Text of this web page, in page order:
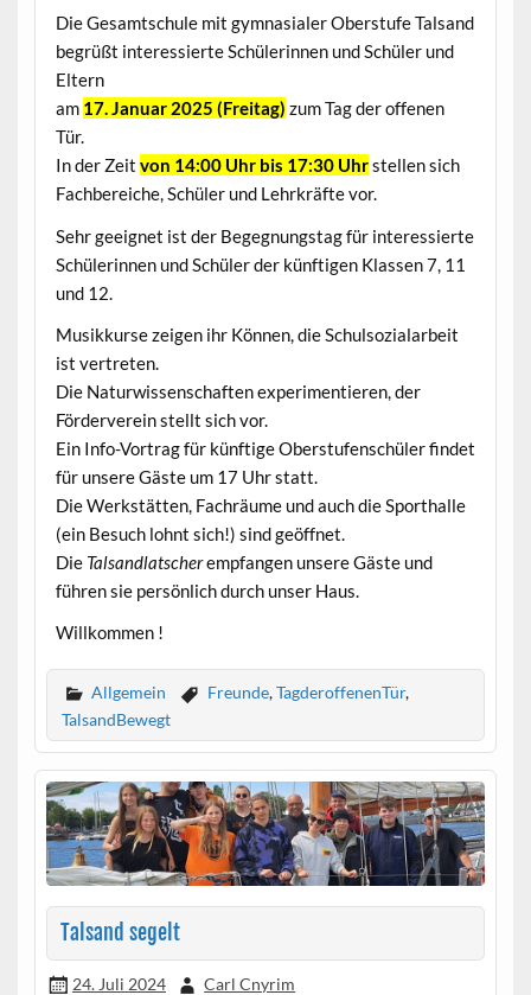
Die Gesamtschule mit gymnasialer Oberstufe Talsand
begrüßt interessierte Schülerinnen und Schüler und
Eltern
am 17. Januar 2025 (Freitag) zum Tag der offenen
Tür.
In der Zeit von 14:00 Uhr bis 17:30 Uhrstellen sich
Fachbereiche, Schüler und Lehrkräfte vor.
Sehr geeignet ist der Begegnungstag für interessierte
Schülerinnen und Schüler der künftigen Klassen 7, 11
und 12.
Musikkurse zeigen ihr Können, die Schulsozialarbeit
ist vertreten.
Die Naturwissenschaften experimentieren, der
Förderverein stellt sich vor.
Ein Info-Vortrag für künftige Oberstufenschüler findet
für unsere Gäste um 17 Uhr statt.
Die Werkstätten, Fachräume und auch die Sporthalle
(ein Besuch lohnt sich!) sind geöffnet.
Die Talsandlatscherempfangen unsere Gäste und
führen sie persönlich durch unser Haus.
Willkommen !
Allgemein Freunde,TagderoffenenTür,
TalsandBewegt
Talsand segelt
24. Juli 2024 Carl Cnyrim